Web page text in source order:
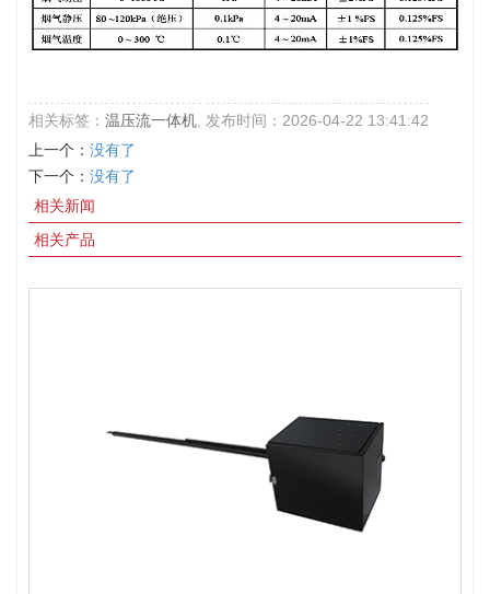
相关标签： 温压流一体机 发布时间：2026-04-22 13:41:42
上一个： 没有了
下一个： 没有了
相关新闻
相关产品